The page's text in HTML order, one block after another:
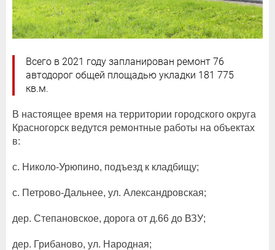
Всего в 2021 году запланирован ремонт 76
автодорог общей площадью укладки 181 775
кв.м.
В настоящее время на территории городского округа
Красногорск ведутся ремонтные работы на объектах
в:
с. Николо-Урюпино, подъезд к кладбищу;
с. Петрово-Дальнее, ул. Александровская;
дер. Степановское, дорога от д.66 до ВЗУ;
дер. Грибаново, ул. Народная;